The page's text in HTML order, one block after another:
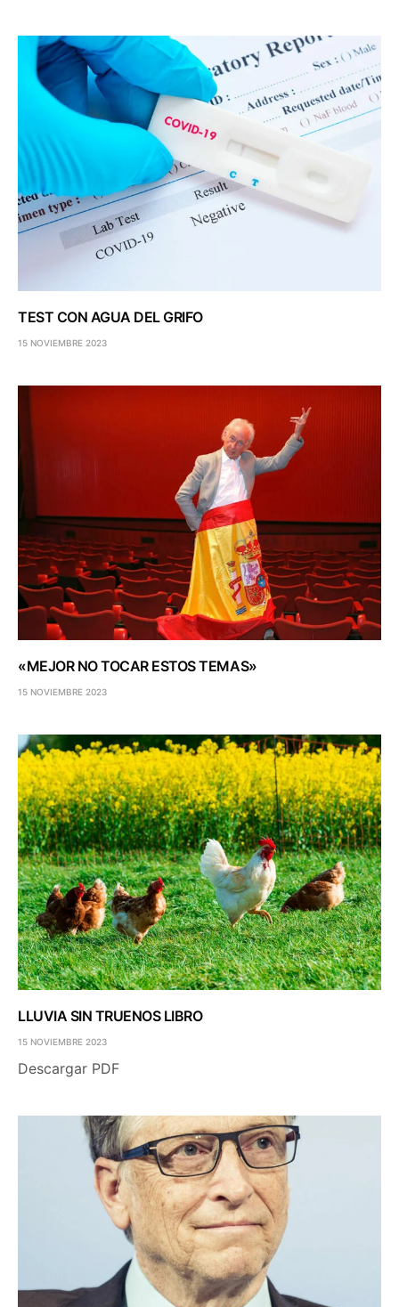
TEST CON AGUA DEL GRIFO
15 NOVIEMBRE 2023
«MEJOR NO TOCAR ESTOS TEMAS»
15 NOVIEMBRE 2023
LLUVIA SIN TRUENOS LIBRO
15 NOVIEMBRE 2023
Descargar PDF